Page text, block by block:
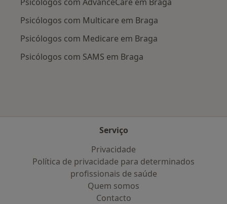
Psicólogos com Multicare em Braga
Psicólogos com Medicare em Braga
Psicólogos com SAMS em Braga
Serviço
Privacidade
Política de privacidade para determinados
profissionais de saúde
Quem somos
Contacto